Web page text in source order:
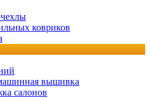
ковриков
вышивка
салонов